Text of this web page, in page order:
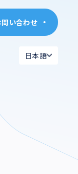
日本語
問い合わせ
日本語